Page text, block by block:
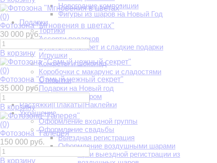
Новогодние композиции
Фигуры из шаров на Новый Год
Подарки
Тортики
Ассорти подарков
Букеты из конфет и сладкие подарки
Игрушки
Конфеты и шоколад
Коробочки с макарунс и сладостями
Открытки
Подарки на Новый год
Подарки с юмором
Растяжки|Плакаты|Наклейки
Украшение
Оформление входной группы
Оформление свадьбы
Выездная регистрация
Оформление воздушными шарами
Арки выездной регистрации из
(0)
Фотозона "Мгновения в цветах"
30 000 руб.
В корзину
(0)
Фотозона "Самый нежный секрет"
35 000 руб.
В корзину
(0)
Фотозона "Галерея"
150 000 руб.
В корзину